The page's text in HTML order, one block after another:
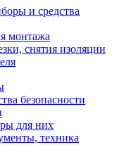
и средства
монтажа
снятия изоляции
безопасности
для них
техника